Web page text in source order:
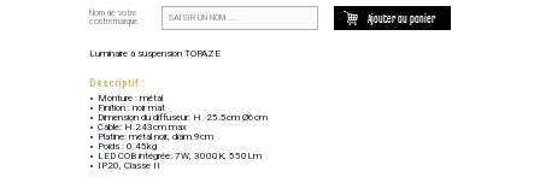
Nom de votre
contremarque :
Ajouter au panier
Luminaire à suspension TOPAZE
Descriptif :
Monture : métal
Finition : noir mat
Dimension du diffuseur: H. 25.5cm Ø6cm
Câble: H.243cm max
Platine: métal noir, diam.9cm
Poids : 0.45kg
LED COB intégrée: 7W, 3000K, 550Lm
IP20, Classe II